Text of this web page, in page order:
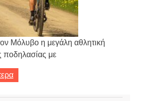
Μόλυβο η μεγάλη αθλητική
ποδηλασίας με